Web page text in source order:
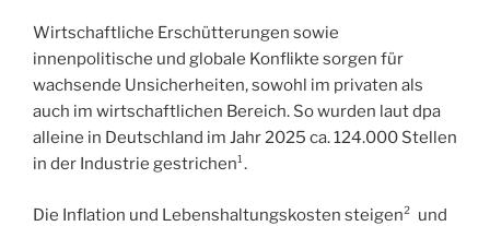
Wirtschaftliche Erschütterungen sowie
innenpolitische und globale Konflikte sorgen für
wachsende Unsicherheiten, sowohl im privaten als
auch im wirtschaftlichen Bereich. So wurden laut dpa
alleine in Deutschland im Jahr 2025 ca. 124.000 Stellen
in der Industrie gestrichen¹.
Die Inflation und Lebenshaltungskosten steigen² und